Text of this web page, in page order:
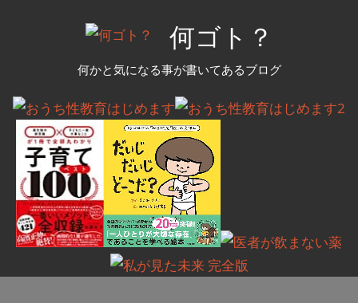
ツ
何ゴト？
何かと気になる事が書いてあるブログ